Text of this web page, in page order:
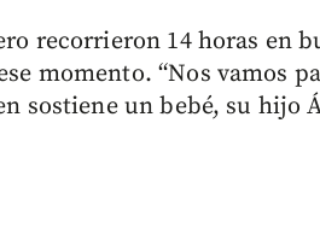
recorrieron 14 horas en
momento. “Nos vamos
sostiene un bebé, su hijo